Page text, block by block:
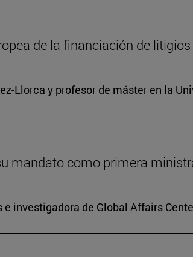
de la financiación de litigios
Llorca y profesor de máster en la
mandato como primera
investigadora de Global Affairs